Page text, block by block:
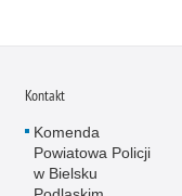
Kontakt
Komenda
Powiatowa Policji
w Bielsku